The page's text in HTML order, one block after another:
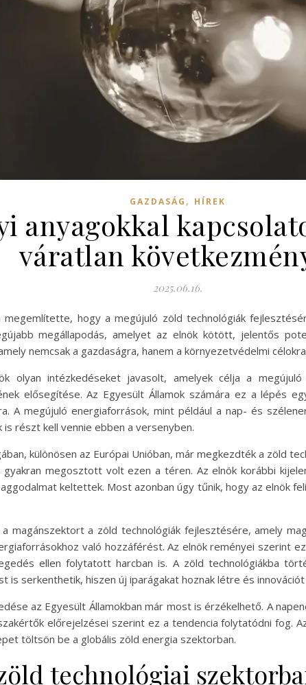
GAZDASÁG , HÍREK
anyagokkal
váratlan
2025.06.16.
megemlítette, hogy a megújuló zöld technológiák
megállapodás, amelyet az elnök kötött, jelentős
nemcsak a gazdaságra, hanem a környezetvédelmi
olyan intézkedéseket javasolt, amelyek célja a
elősegítése. Az Egyesült Államok számára ez a lépés
A megújuló energiaforrások, mint például a nap- és
is részt kell vennie ebben a versenyben.
különösen az Európai Unióban, már megkezdték a zöld
gyakran megosztott volt ezen a téren. Az elnök korábbi
keltettek. Most azonban úgy tűnik, hogy az elnök
magánszektort a zöld technológiák fejlesztésére, amely
való hozzáférést. Az elnök reményei szerint
ellen folytatott harcban is. A zöld technológiákba
is serkenthetik, hiszen új iparágakat hoznak létre és
az Egyesült Államokban már most is érzékelhető. A
előrejelzései szerint ez a tendencia folytatódni fog.
töltsön be a globális zöld energia szektorban.
technológiai